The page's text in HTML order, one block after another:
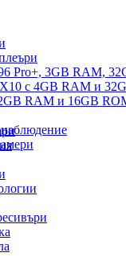
Pro+, 3GB RAM,
с 4GB RAM и
RAM и 16GВ